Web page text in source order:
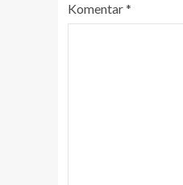
Komentar*